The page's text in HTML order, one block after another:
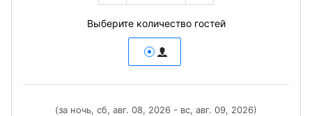
Выберите количество гостей
(за ночь, сб, авг. 08, 2026 - вс, авг. 09, 2026)